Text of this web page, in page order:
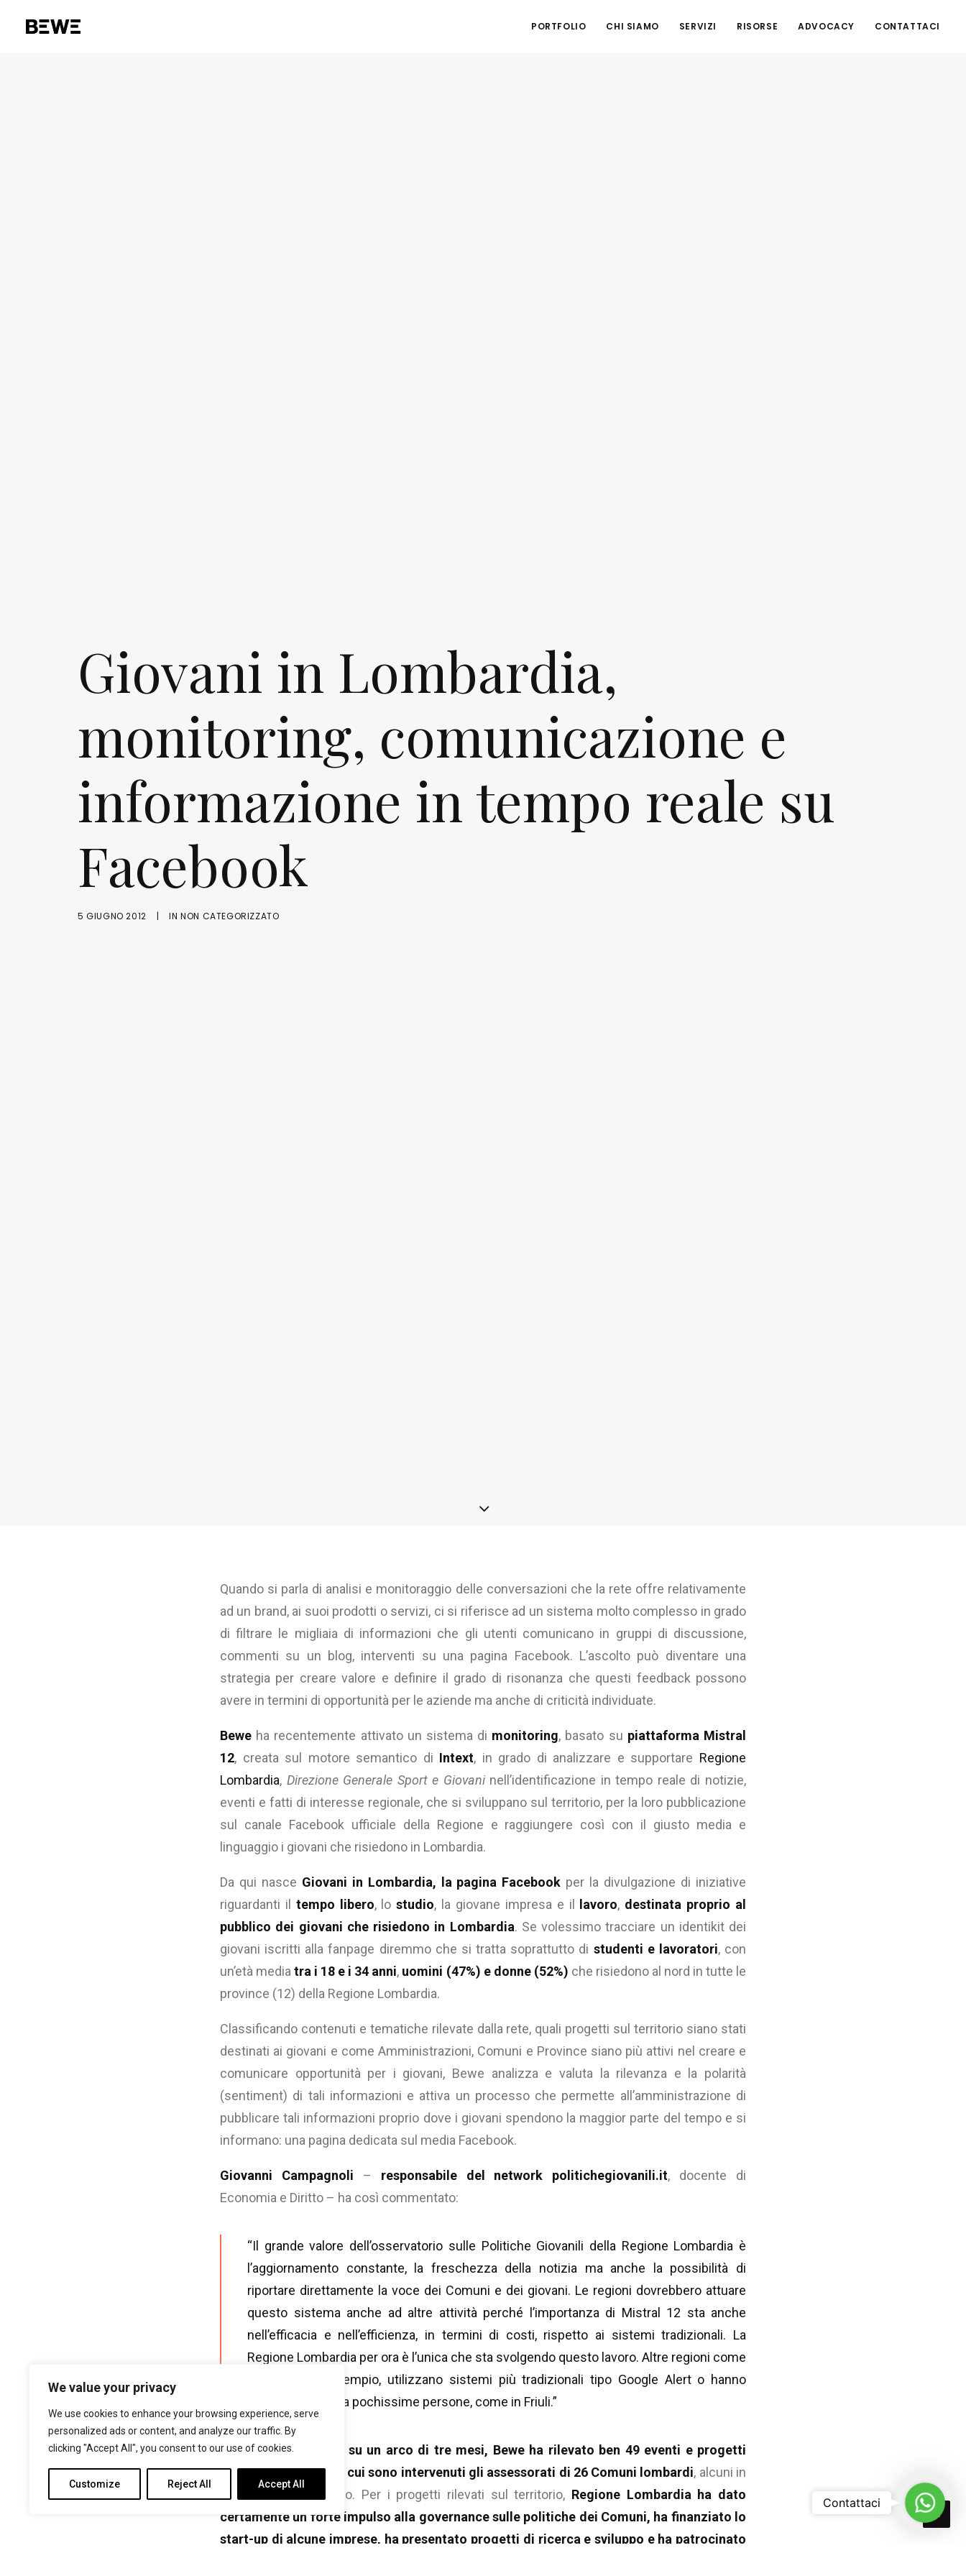
We value your privacy
We use cookies to enhance your browsing experience, serve
personalized ads or content, and analyze our traffic. By
clicking "Accept All", you consent to our use of cookies.
Customize Reject All Accept All
PORTFOLIO CHI SIAMO SERVIZI RISORSE ADVOCACY CONTATTACI
Giovani in Lombardia,
monitoring, comunicazione e
informazione in tempo reale su
Facebook
5 GIUGNO 2012 | INNON CATEGORIZZATO
Quando si parla di analisi e monitoraggio delle conversazioni che la rete offre relativamente
ad un brand, ai suoi prodotti o servizi, ci si riferisce ad un sistema molto complesso in grado
di filtrare le migliaia di informazioni che gli utenti comunicano in gruppi di discussione,
commenti su un blog, interventi su una pagina Facebook. L’ascolto può diventare una
strategia per creare valore e definire il grado di risonanza che questi feedback possono
avere in termini di opportunità per le aziende ma anche di criticità individuate.
Bewe ha recentemente attivato un sistema di monitoring, basato su piattaforma Mistral
12, creata sul motore semantico di Intext, in grado di analizzare e supportare Regione
Lombardia, Direzione Generale Sport e Giovaninell’identificazione in tempo reale di notizie,
eventi e fatti di interesse regionale, che si sviluppano sul territorio, per la loro pubblicazione
sul canale Facebook ufficiale della Regione e raggiungere così con il giusto media e
linguaggio i giovani che risiedono in Lombardia.
Da qui nasce Giovani in Lombardia, la pagina Facebook per la divulgazione di iniziative
riguardanti il tempo libero, lostudio, la giovane impresa e il lavoro, destinata proprio al
pubblico dei giovani che risiedono in Lombardia. Se volessimo tracciare un identikit dei
giovani iscritti alla fanpage diremmo che si tratta soprattutto di studenti e lavoratori, con
un’età mediatra i 18 e i 34 anni, uomini (47%) e donne (52%) che risiedono al nord in tutte le
province (12) della Regione Lombardia.
Classificando contenuti e tematiche rilevate dalla rete, quali progetti sul territorio siano stati
destinati ai giovani e come Amministrazioni, Comuni e Province siano più attivi nel creare e
comunicare opportunità per i giovani, Bewe analizza e valuta la rilevanza e la polarità
(sentiment) di tali informazioni e attiva un processo che permette all’amministrazione di
pubblicare tali informazioni proprio dove i giovani spendono la maggior parte del tempo e si
informano: una pagina dedicata sul media Facebook.
Giovanni Campagnoli – responsabile del network politichegiovanili.it, docente di
Economia e Diritto – ha così commentato:
“Il grande valore dell’osservatorio sulle Politiche Giovanili della Regione Lombardia è
l’aggiornamento constante, la freschezza della notizia ma anche la possibilità di
riportare direttamente la voce dei Comuni e dei giovani. Le regioni dovrebbero attuare
questo sistema anche ad altre attività perché l’importanza di Mistral 12 sta anche
nell’efficacia e nell’efficienza, in termini di costi, rispetto ai sistemi tradizionali. La
Regione Lombardia per ora è l’unica che sta svolgendo questo lavoro. Altre regioni come
la Liguria, ad esempio, utilizzano sistemi più tradizionali tipo Google Alert o hanno
redazioni ridotte a pochissime persone, come in Friuli.”
Dall’analisi condotta su un arco di tre mesi, Bewe ha rilevato ben 49 eventi e progetti
dedicati ai giovani in cui sono intervenuti gli assessorati di 26 Comuni lombardi, alcuni in
collaborazione tra loro. Per i progetti rilevati sul territorio, Regione Lombardia ha dato
certamente un forte impulso alla governance sulle politiche dei Comuni, ha finanziato lo
start-up di alcune imprese, ha presentato progetti di ricerca e sviluppo e ha patrocinato
Contattaci